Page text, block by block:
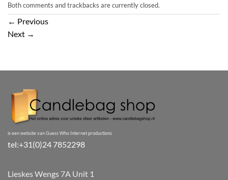
Both comments and trackbacks are currently closed.
← Previous
Next →
is een website van Guess Who Internet productions
tel:+31(0)24 7852298
Lieskes Wengs 7A Unit 1